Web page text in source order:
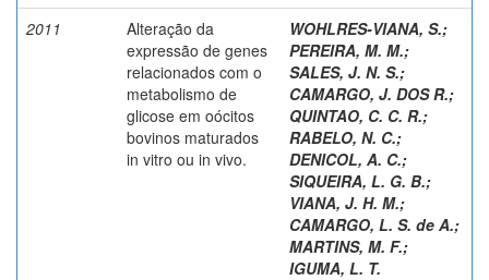
2011
Alteração da
expressão de genes
relacionados com o
metabolismo de
glicose em oócitos
bovinos maturados
in vitro ou in vivo.
WOHLRES-VIANA, S.;
PEREIRA, M. M.;
SALES, J. N. S.;
CAMARGO, J. DOS R.;
QUINTAO, C. C. R.;
RABELO, N. C.;
DENICOL, A. C.;
SIQUEIRA, L. G. B.;
VIANA, J. H. M.;
CAMARGO, L. S. de A.;
MARTINS, M. F.;
IGUMA, L. T.